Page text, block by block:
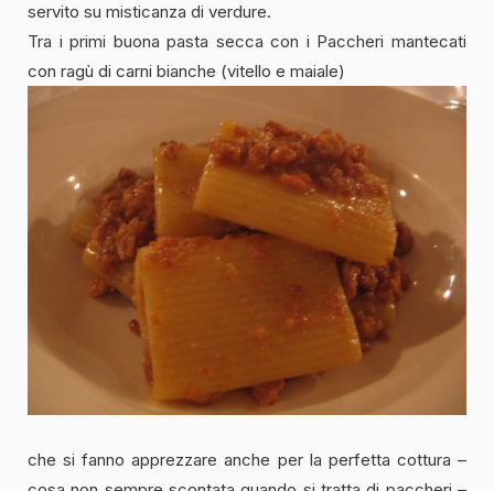
servito su misticanza di verdure.
Tra i primi buona pasta secca con i Paccheri mantecati
con ragù di carni bianche (vitello e maiale)
che si fanno apprezzare anche per la perfetta cottura –